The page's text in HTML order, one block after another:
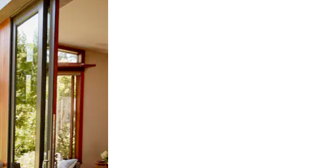
ou tocando e deslizando o dedo na tela.